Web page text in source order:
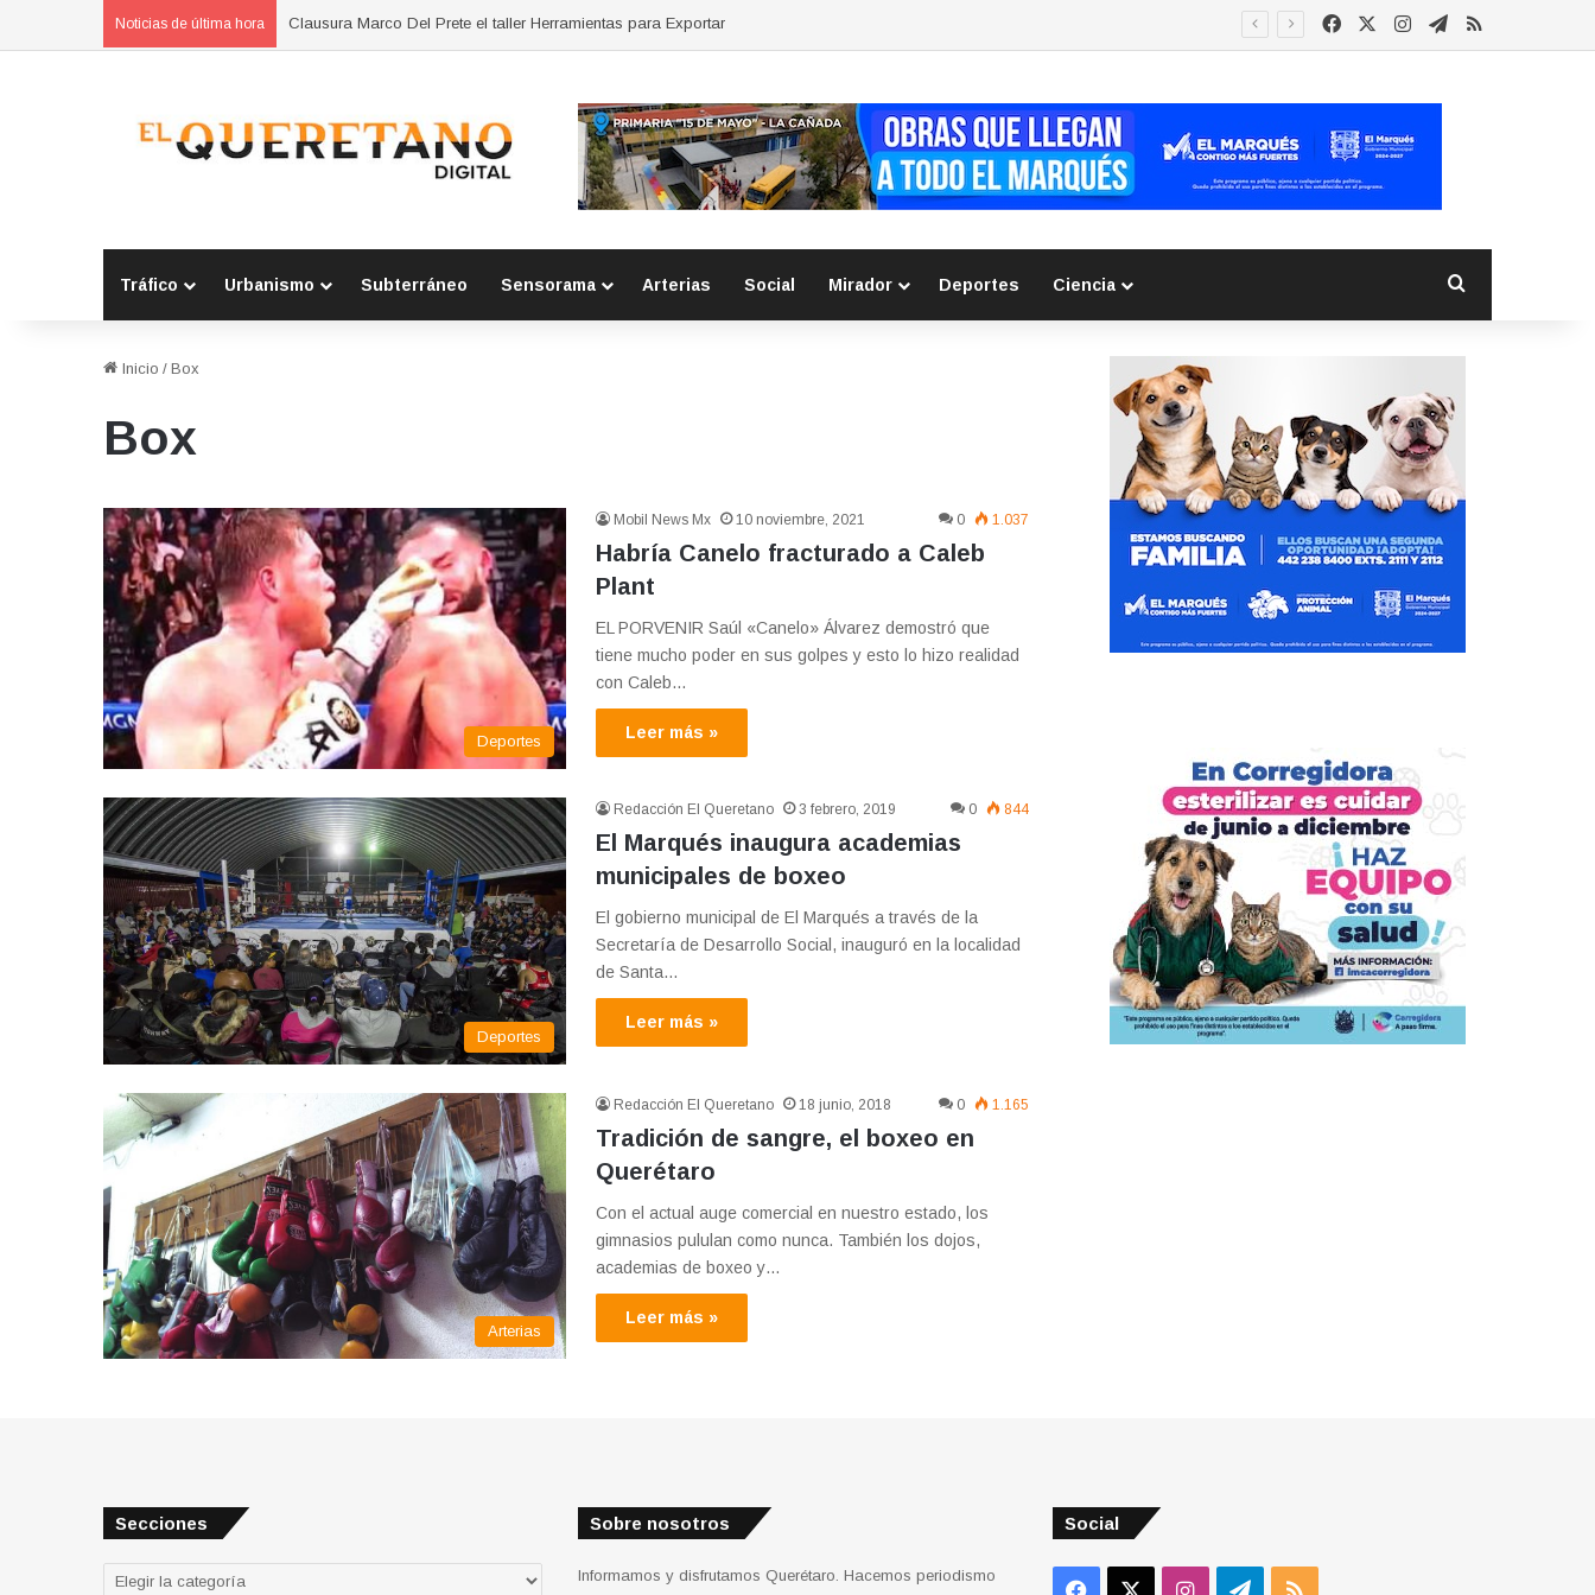
Noticias de última hora Clausura Marco Del Prete el taller Herramientas para Exportar FacebookInstagram
Telegram
RSS
Tráfico Urbanismo Subterráneo Sensorama Arterias Social Mirador Deportes Ciencia
Inicio / Box
Box
Deportes
Mobil News Mx 10 noviembre, 2021 0 1.037
Habría Canelo fracturado a Caleb
Plant
EL PORVENIR Saúl «Canelo» Álvarez demostró que
tiene mucho poder en sus golpes y esto lo hizo realidad
con Caleb…
Leer más »
Deportes
Redacción El Queretano 3 febrero, 2019 0 844
El Marqués inaugura academias
municipales de boxeo
El gobierno municipal de El Marqués a través de la
Secretaría de Desarrollo Social, inauguró en la localidad
de Santa…
Leer más »
Arterias
Redacción El Queretano 18 junio, 2018 0 1.165
Tradición de sangre, el boxeo en
Querétaro
Con el actual auge comercial en nuestro estado, los
gimnasios pululan como nunca. También los dojos,
academias de boxeo y…
Leer más »
Secciones
Secciones
Sobre nosotros
Informamos y disfrutamos Querétaro. Hacemos periodismo
Social
Facebook InstagramTelegram
RSS